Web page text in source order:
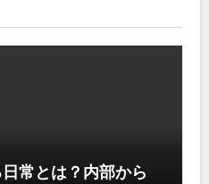
常とは？内部から